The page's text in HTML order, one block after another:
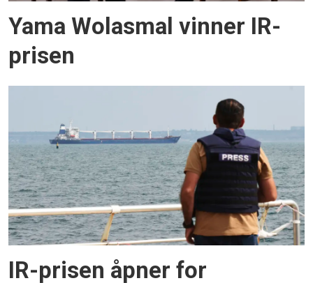
Yama Wolasmal vinner IR-
prisen
IR-prisen åpner for